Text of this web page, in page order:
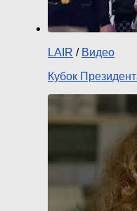
LAIR / Видео
Кубок